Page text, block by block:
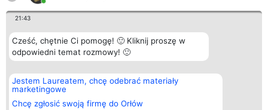
21:43
Cześć, chętnie Ci pomogę! 🙂 Kliknij proszę w
odpowiedni temat rozmowy! 🙂
Jestem Laureatem, chcę odebrać materiały
marketingowe
Chcę zgłosić swoją firmę do Orłów
Organizator plebiscytu
Bright Side Solutions sp. z o.
o. sp. k.
ul. Ruska 22
Wrocław 50-079
Plebiscyt
Laureaci
wszystkich
Laureatów
Kontakt
Kontakt